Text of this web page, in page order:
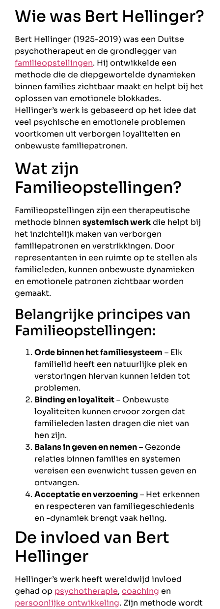
Wie was Bert Hellinger?
Bert Hellinger (1925-2019) was een Duitse
psychotherapeut en de grondlegger van
familieopstellingen. Hij ontwikkelde een
methode die de diepgewortelde dynamieken
binnen families zichtbaar maakt en helpt bij het
oplossen van emotionele blokkades.
Hellinger’s werk is gebaseerd op het idee dat
veel psychische en emotionele problemen
voortkomen uit verborgen loyaliteiten en
onbewuste familiepatronen.
Wat zijn
Familieopstellingen?
Familieopstellingen zijn een therapeutische
methode binnen systemisch werkdie helpt bij
het inzichtelijk maken van verborgen
familiepatronen en verstrikkingen. Door
representanten in een ruimte op te stellen als
familieleden, kunnen onbewuste dynamieken
en emotionele patronen zichtbaar worden
gemaakt.
Belangrijke principes van
Familieopstellingen:
Orde binnen het familiesysteem – Elk
familielid heeft een natuurlijke plek en
verstoringen hiervan kunnen leiden tot
problemen.
Binding en loyaliteit– Onbewuste
loyaliteiten kunnen ervoor zorgen dat
familieleden lasten dragen die niet van
hen zijn.
Balans in geven en nemen– Gezonde
relaties binnen families en systemen
vereisen een evenwicht tussen geven en
ontvangen.
Acceptatie en verzoening – Het erkennen
en respecteren van familiegeschiedenis
en -dynamiek brengt vaak heling.
De invloed van Bert
Hellinger
Hellinger’s werk heeft wereldwijd invloed
gehad op psychotherapie, coaching en
persoonlijke ontwikkeling. Zijn methode wordt